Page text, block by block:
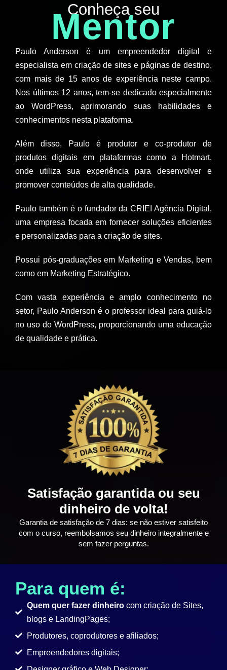
Conheça seu
Mentor
Paulo Anderson é um empreendedor digital e
especialista em criação de sites e páginas de destino,
com mais de 15 anos de experiência neste campo.
Nos últimos 12 anos, tem-se dedicado especialmente
ao WordPress, aprimorando suas habilidades e
conhecimentos nesta plataforma.
Além disso, Paulo é produtor e co-produtor de
produtos digitais em plataformas como a Hotmart,
onde utiliza sua experiência para desenvolver e
promover conteúdos de alta qualidade.
Paulo também é o fundador da CRIEI Agência Digital,
uma empresa focada em fornecer soluções eficientes
e personalizadas para a criação de sites.
Possui pós-graduações em Marketing e Vendas, bem
como em Marketing Estratégico.
Com vasta experiência e amplo conhecimento no
setor, Paulo Anderson é o professor ideal para guiá-lo
no uso do WordPress, proporcionando uma educação
de qualidade e prática.
Satisfação garantida ou seu
dinheiro de volta!
Garantia de satisfação de 7 dias: se não estiver satisfeito
com o curso, reembolsamos seu dinheiro integralmente e
sem fazer perguntas.
Para quem é:
Quem quer fazer dinheiro com criação de Sites,
blogs e LandingPages;
Produtores, coprodutores e afiliados;
Empreendedores digitais;